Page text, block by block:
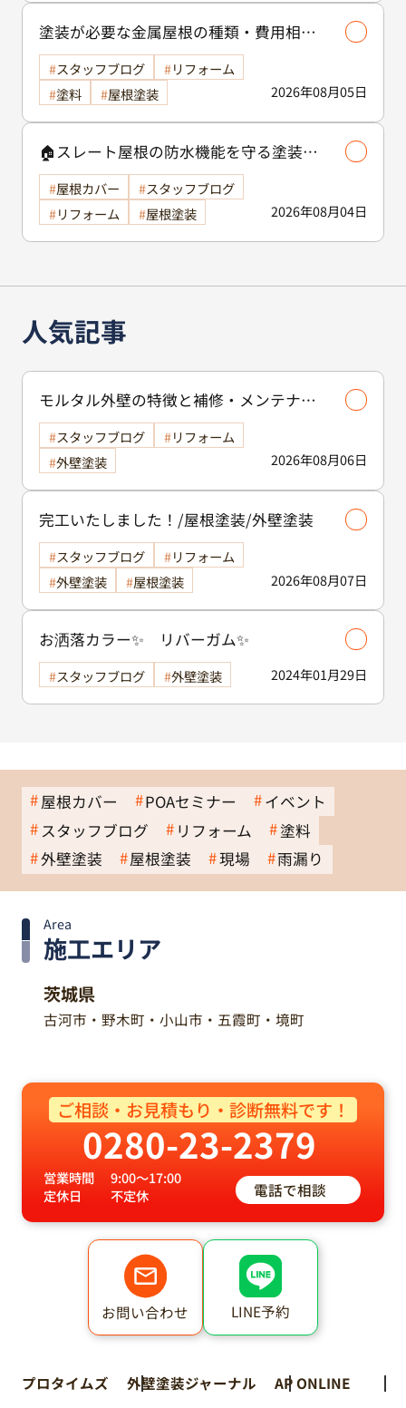
塗装が必要な金属屋根の種類・費用相場
等解説いたします🖊️
2026年08月05日
スタッフブログ
リフォーム
塗料
屋根塗装
🏠スレート屋根の防水機能を守る塗装の
役割🏠/屋根塗装
2026年08月04日
屋根カバー
スタッフブログ
リフォーム
屋根塗装
人気記事
モルタル外壁の特徴と補修・メンテナン
ス方法を徹底解説！/外壁塗装
2026年08月06日
スタッフブログ
リフォーム
外壁塗装
完工いたしました！/屋根塗装/外壁塗装
2026年08月07日
スタッフブログ
リフォーム
外壁塗装
屋根塗装
お洒落カラー✨ リバーガム✨
2024年01月29日
スタッフブログ 外壁塗装
屋根カバー POAセミナー
イベント
スタッフブログ
リフォーム
塗料
外壁塗装
屋根塗装 現場 雨漏り
施工エリア
Area
茨城県
古河市・野木町・小山市・五霞町・境町
ご相談・お見積もり・診断無料です！
0280-23-2379
営業時間
9:00～17:00
定休日
不定休 電話で相談
お問い合わせ LINE予約
プロタイムズ 外壁塗装ジャーナル AP ONLINE